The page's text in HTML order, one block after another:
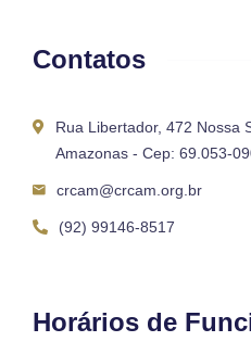
Contatos
Rua Libertador, 472 Nossa
Amazonas - Cep: 69.053-
crcam@crcam.org.br
(92) 99146-8517
Horários de